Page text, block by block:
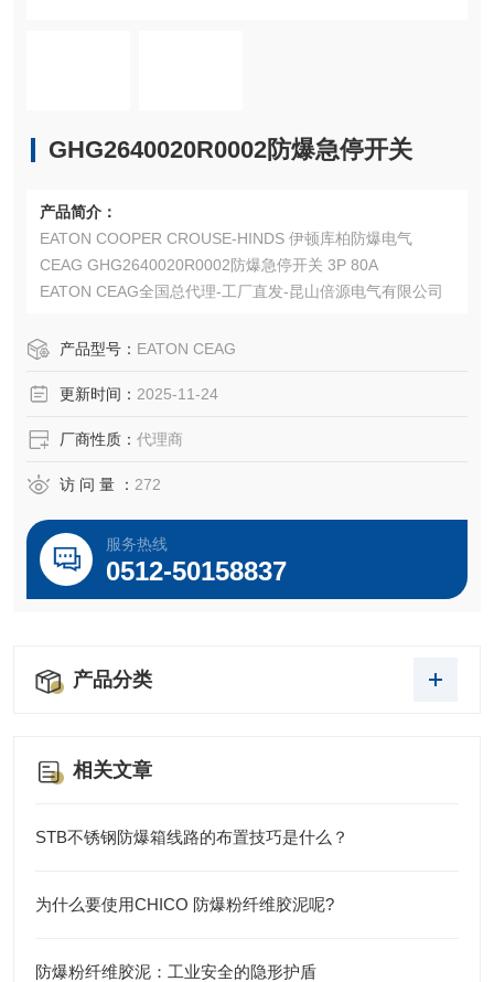
GHG2640020R0002防爆急停开关
产品简介：
EATON COOPER CROUSE-HINDS 伊顿库柏防爆电气
CEAG GHG2640020R0002防爆急停开关 3P 80A
EATON CEAG全国总代理-工厂直发-昆山倍源电气有限公司
产品型号： EATON CEAG
更新时间： 2025-11-24
厂商性质： 代理商
访 问 量 ： 272
服务热线
0512-50158837
产品分类
相关文章
STB不锈钢防爆箱线路的布置技巧是什么？
为什么要使用CHICO 防爆粉纤维胶泥呢?
防爆粉纤维胶泥：工业安全的隐形护盾